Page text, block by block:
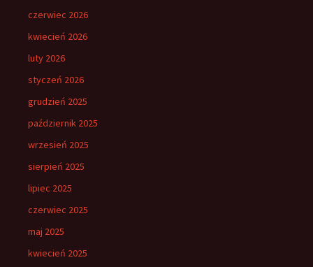
czerwiec 2026
kwiecień 2026
luty 2026
styczeń 2026
grudzień 2025
październik 2025
wrzesień 2025
sierpień 2025
lipiec 2025
czerwiec 2025
maj 2025
kwiecień 2025